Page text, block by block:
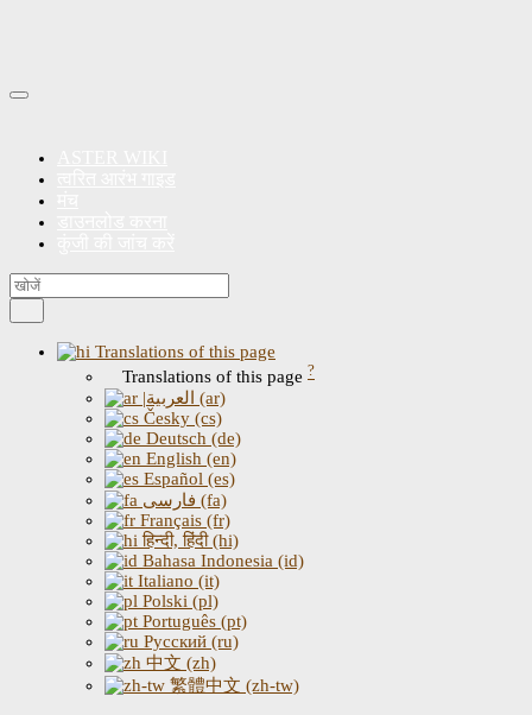
Translations of this page
Translations of this page ?
|العربية (ar)
Česky (cs)
Deutsch (de)
English (en)
Español (es)
فارسی (fa)
Français (fr)
हिन्दी, हिंदी (hi)
Bahasa Indonesia (id)
Italiano (it)
Polski (pl)
Português (pt)
Русский (ru)
中文 (zh)
繁體中文 (zh-tw)